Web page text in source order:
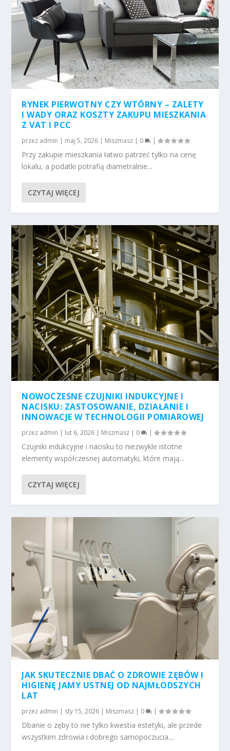
RYNEK PIERWOTNY CZY WTÓRNY – ZALETY
I WADY ORAZ KOSZTY ZAKUPU MIESZKANIA
Z VAT I PCC
przez admin | maj 5, 2026 | Miszmasz | 0 |
Przy zakupie mieszkania łatwo patrzeć tylko na cenę
lokalu, a podatki potrafią diametralnie...
CZYTAJ WIĘCEJ
NOWOCZESNE CZUJNIKI INDUKCYJNE I
NACISKU: ZASTOSOWANIE, DZIAŁANIE I
INNOWACJE W TECHNOLOGII POMIAROWEJ
przez admin | lut 6, 2026 | Miszmasz | 0 |
Czujniki indukcyjne i nacisku to niezwykle istotne
elementy współczesnej automatyki, które mają...
CZYTAJ WIĘCEJ
JAK SKUTECZNIE DBAĆ O ZDROWIE ZĘBÓW I
HIGIENĘ JAMY USTNEJ OD NAJMŁODSZYCH
LAT
przez admin | sty 15, 2026 | Miszmasz | 0 |
Dbanie o zęby to nie tylko kwestia estetyki, ale przede
wszystkim zdrowia i dobrego samopoczucia....